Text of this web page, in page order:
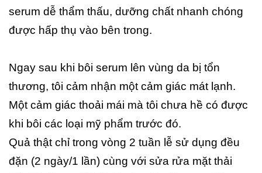
serum dễ thẩm thấu, dưỡng chất nhanh chóng
được hấp thụ vào bên trong.
Ngay sau khi bôi serum lên vùng da bị tổn
thương, tôi cảm nhận một cảm giác mát lạnh.
Một cảm giác thoải mái mà tôi chưa hề có được
khi bôi các loại mỹ phẩm trước đó.
Quả thật chỉ trong vòng 2 tuần lễ sử dụng đều
đặn (2 ngày/1 lần) cùng với sửa rửa mặt thải